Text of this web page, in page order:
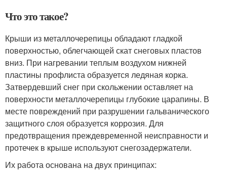
Что это такое?
Крыши из металлочерепицы обладают гладкой
поверхностью, облегчающей скат снеговых пластов
вниз. При нагревании теплым воздухом нижней
пластины профлиста образуется ледяная корка.
Затвердевший снег при скольжении оставляет на
поверхности металлочерепицы глубокие царапины. В
месте повреждений при разрушении гальванического
защитного слоя образуется коррозия. Для
предотвращения преждевременной неисправности и
протечек в крыше используют снегозадержатели.
Их работа основана на двух принципах: